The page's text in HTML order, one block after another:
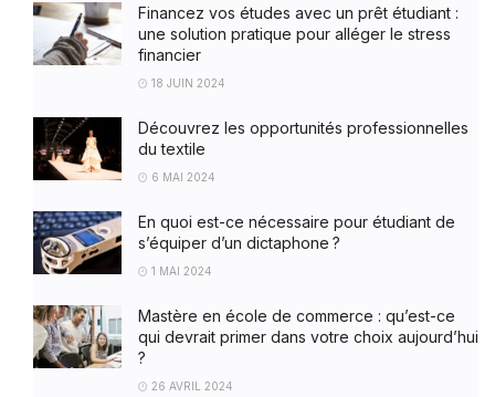
Financez vos études avec un prêt étudiant :
une solution pratique pour alléger le stress
financier
18 JUIN 2024
Découvrez les opportunités professionnelles
du textile
6 MAI 2024
En quoi est-ce nécessaire pour étudiant de
s’équiper d’un dictaphone ?
1 MAI 2024
Mastère en école de commerce : qu’est-ce
qui devrait primer dans votre choix aujourd’hui
?
26 AVRIL 2024